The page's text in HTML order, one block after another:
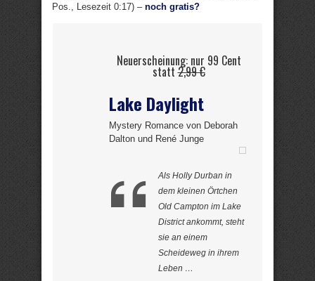
Pos., Lesezeit 0:17) – noch gratis?
Neuerscheinung: nur 99 Cent
statt2,99 €
Lake Daylight
Mystery Romance von Deborah
Dalton und René Junge
Als Holly Durban in
dem kleinen Örtchen
Old Campton im Lake
District ankommt, steht
sie an einem
Scheideweg in ihrem
Leben …